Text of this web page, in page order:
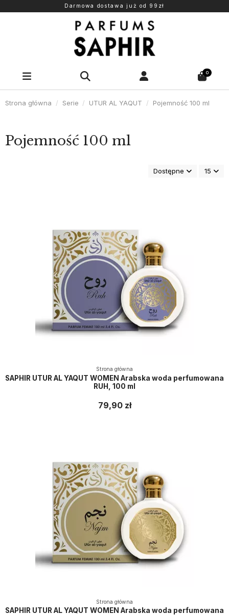
Darmowa dostawa już od 99zł
0
Strona główna Serie UTUR AL YAQUT Pojemność 100 ml
Pojemność 100 ml
Dostępne 15
Strona główna
SAPHIR UTUR AL YAQUT WOMEN Arabska woda perfumowana
RUH, 100 ml
79,90 zł
Strona główna
SAPHIR UTUR AL YAQUT WOMEN Arabska woda perfumowana